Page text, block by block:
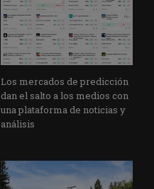
Los mercados de predicción
dan el salto a los medios con
una plataforma de noticias y
análisis